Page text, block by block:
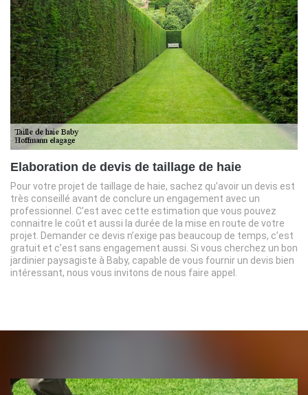
Elaboration de devis de taillage de haie
Pour votre projet de taillage de haie, sachez qu’avoir un devis est
très conseillé avant de conclure un engagement avec un
professionnel. C’est avec cette estimation que vous pouvez
connaitre le coût et aussi la durée de la mise en route de votre
projet. Demander ce devis n’exige pas beaucoup de temps, c’est
gratuit et c’est sans engagement aussi. Si vous cherchez un bon
jardinier paysagiste à Baby, capable de vous fournir un devis bien
intéressant, nous vous invitons de nous faire appel.